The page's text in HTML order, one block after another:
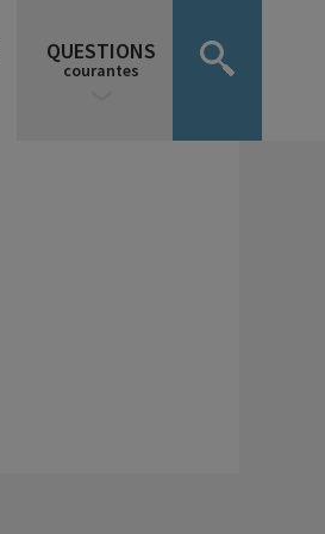
QUESTIONS
courantes